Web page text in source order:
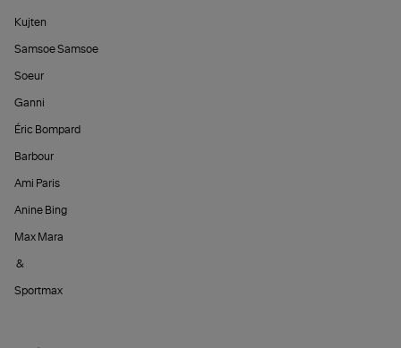
Kujten
Samsoe Samsoe
Soeur
Ganni
Éric Bompard
Barbour
Ami Paris
Anine Bing
Max Mara
&
Sportmax